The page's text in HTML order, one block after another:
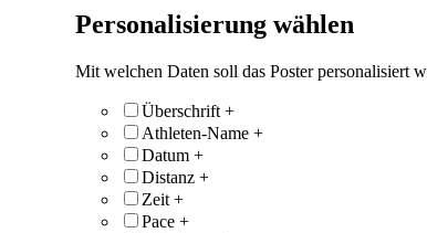
Personalisierung wählen
Mit welchen Daten soll das Poster personalisiert
Überschrift +
Athleten-Name +
Datum +
Distanz +
Zeit +
Pace +